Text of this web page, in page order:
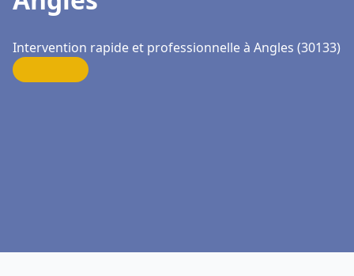
Intervention rapide et professionnelle à Angles (30133)